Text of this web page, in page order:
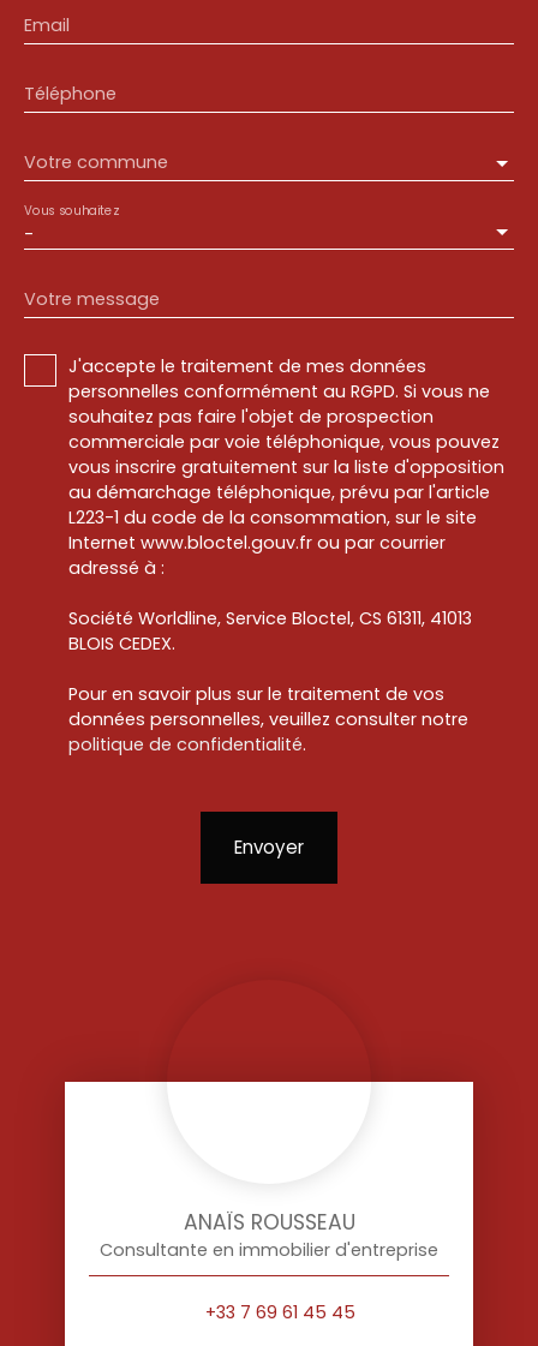
Email
Téléphone
Votre commune
-
Vous souhaitez
Votre message
J'accepte le traitement de mes données
personnelles conformément au RGPD. Si vous ne
souhaitez pas faire l'objet de prospection
commerciale par voie téléphonique, vous pouvez
vous inscrire gratuitement sur la liste d'opposition
au démarchage téléphonique, prévu par l'article
L223-1 du code de la consommation, sur le site
Internet www.bloctel.gouv.fr ou par courrier
adressé à :
Société Worldline, Service Bloctel, CS 61311, 41013
BLOIS CEDEX.
Pour en savoir plus sur le traitement de vos
données personnelles, veuillez consulter notre
politique de confidentialité.
Envoyer
ANAÏS ROUSSEAU
Consultante en immobilier d'entreprise
+33 7 69 61 45 45